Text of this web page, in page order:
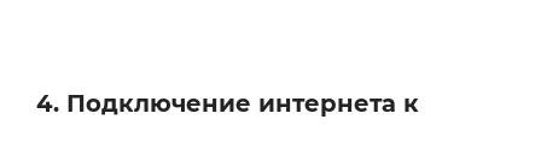
4. Подключение интернета к